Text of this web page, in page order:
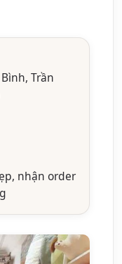
Trần
nhận order